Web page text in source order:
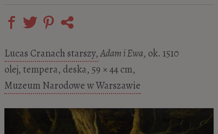
Lucas Cranach starszy,Adam i Ewa, ok. 1510
olej, tempera, deska, 59 × 44 cm,
Muzeum Narodowe w Warszawie